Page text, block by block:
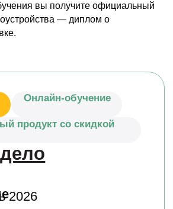
вы получите официальный
— диплом о